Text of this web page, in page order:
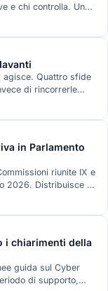
e chi controlla. Un
DAG statico, e
in svantaggio.
chat per un
agisce. Quattro sfide
di rincorrerle
dato, la conformità
in Parlamento
riunite IX e
2026. Distribuisce i
sanità,
i chiarimenti della
guida sul Cyber
di supporto,